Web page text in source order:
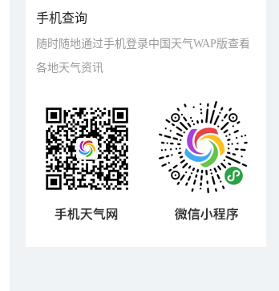
手机查询
随时随地通过手机登录中国天气WAP版查看
各地天气资讯